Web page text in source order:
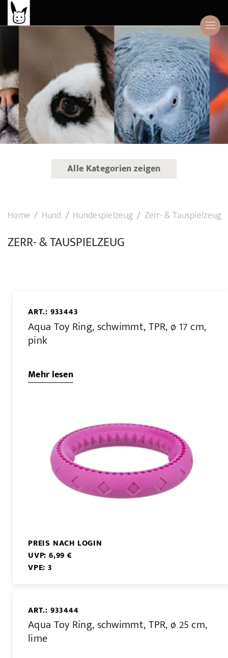
Alle Kategorien zeigen
Home Hund Hundespielzeug Zerr- & Tauspielzeug
ZERR- & TAUSPIELZEUG
ART.: 933443
Aqua Toy Ring, schwimmt, TPR, ø 17 cm,
pink
Mehr lesen
PREIS NACH LOGIN
UVP: 6,99 €
VPE: 3
ART.: 933444
Aqua Toy Ring, schwimmt, TPR, ø 25 cm,
lime